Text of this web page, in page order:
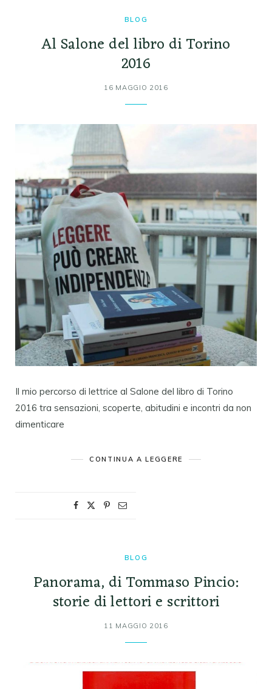
BLOG
Al Salone del libro di Torino
2016
16 MAGGIO 2016
Il mio percorso di lettrice al Salone del libro di Torino
2016 tra sensazioni, scoperte, abitudini e incontri da non
dimenticare
CONTINUA A LEGGERE
BLOG
Panorama, di Tommaso Pincio:
storie di lettori e scrittori
11 MAGGIO 2016